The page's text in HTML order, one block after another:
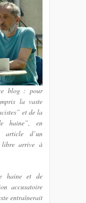
blog : pour
la vaste
et de la
haine”, en
article d’un
libre arrive à
haine et de
accusatoire
entraînerait